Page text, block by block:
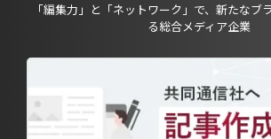
「編集力」と「ネットワーク」で、新たなブ
る総合メディア企業